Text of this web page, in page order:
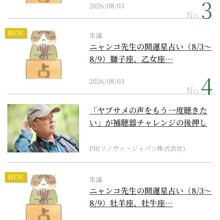
2026/08/03
No.
NEW 生活
ニャンコ先生の開運星占い（8/3～
8/9）獅子座、乙女座…
2026/08/03
No.
「ヤブサメの声をもう一度聴きた
い」が補聴器チャレンジの後押し
PR(ソノヴァ・ジャパン株式会社)
NEW 生活
ニャンコ先生の開運星占い（8/3～
8/9）牡羊座、牡牛座…